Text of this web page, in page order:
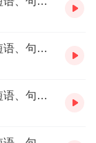
初中英语300个优质句子，涵盖所有高频短语、句型、考点（121-150）
初中英语300个优质句子，涵盖所有高频短语、句型、考点（151-180）